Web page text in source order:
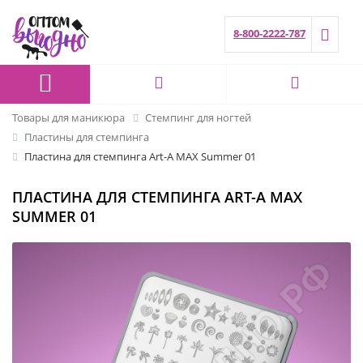
8-800-2222-787
Товары для маникюра
Стемпинг для ногтей
Пластины для стемпинга
Пластина для стемпинга Art-A MAX Summer 01
ПЛАСТИНА ДЛЯ СТЕМПИНГА ART-A MAX
SUMMER 01